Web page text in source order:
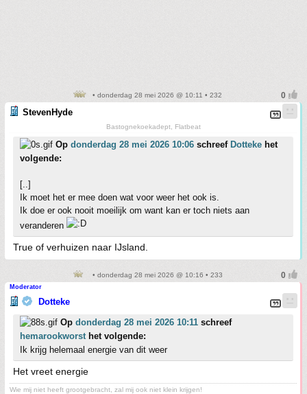
• donderdag 28 mei 2026 @ 10:11 • 232
StevenHyde
Bastognekoekadept, Flatbeat
Op donderdag 28 mei 2026 10:06 schreef Dotteke het
volgende:
[..]
Ik moet het er mee doen wat voor weer het ook is.
Ik doe er ook nooit moeilijk om want kan er toch niets aan
veranderen
True of verhuizen naar IJsland.
• donderdag 28 mei 2026 @ 10:16 • 233
Moderator
Dotteke
Op donderdag 28 mei 2026 10:11 schreef
hemarookworsthet volgende:
Ik krijg helemaal energie van dit weer
Het vreet energie
Wie mij niet heeft grootgebracht, zal mij ook niet klein krijgen!